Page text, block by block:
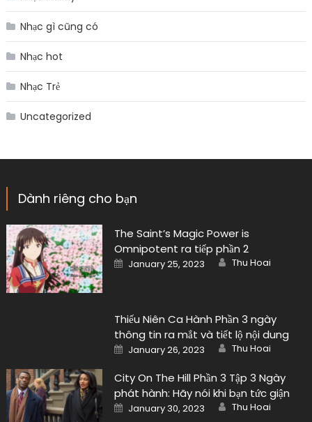
Nhạc gì cũng có
Nhạc hot
Nhạc Trẻ
Uncategorized
Dành riêng cho bạn
The Saint’s Magic Power is
Omnipotent ra tiếp phần 2
Posted
on
January 25, 2023 Author
Thu Hoai
Thiếu Niên Ca Hành Phần 3 ngày
thông tin ra mắt và tiết lộ nội dung
Posted
on
January 26, 2023 Author
Thu Hoai
City On The Hill Phần 3 Tập 3 Ngày
phát hành: Hãy nói khi bạn tức giận
Posted
on
January 30, 2023 Author
Thu Hoai